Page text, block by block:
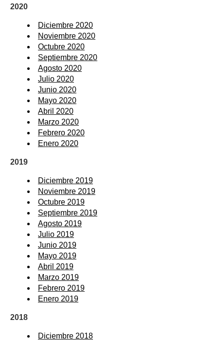
2020
Diciembre 2020
Noviembre 2020
Octubre 2020
Septiembre 2020
Agosto 2020
Julio 2020
Junio 2020
Mayo 2020
Abril 2020
Marzo 2020
Febrero 2020
Enero 2020
2019
Diciembre 2019
Noviembre 2019
Octubre 2019
Septiembre 2019
Agosto 2019
Julio 2019
Junio 2019
Mayo 2019
Abril 2019
Marzo 2019
Febrero 2019
Enero 2019
2018
Diciembre 2018